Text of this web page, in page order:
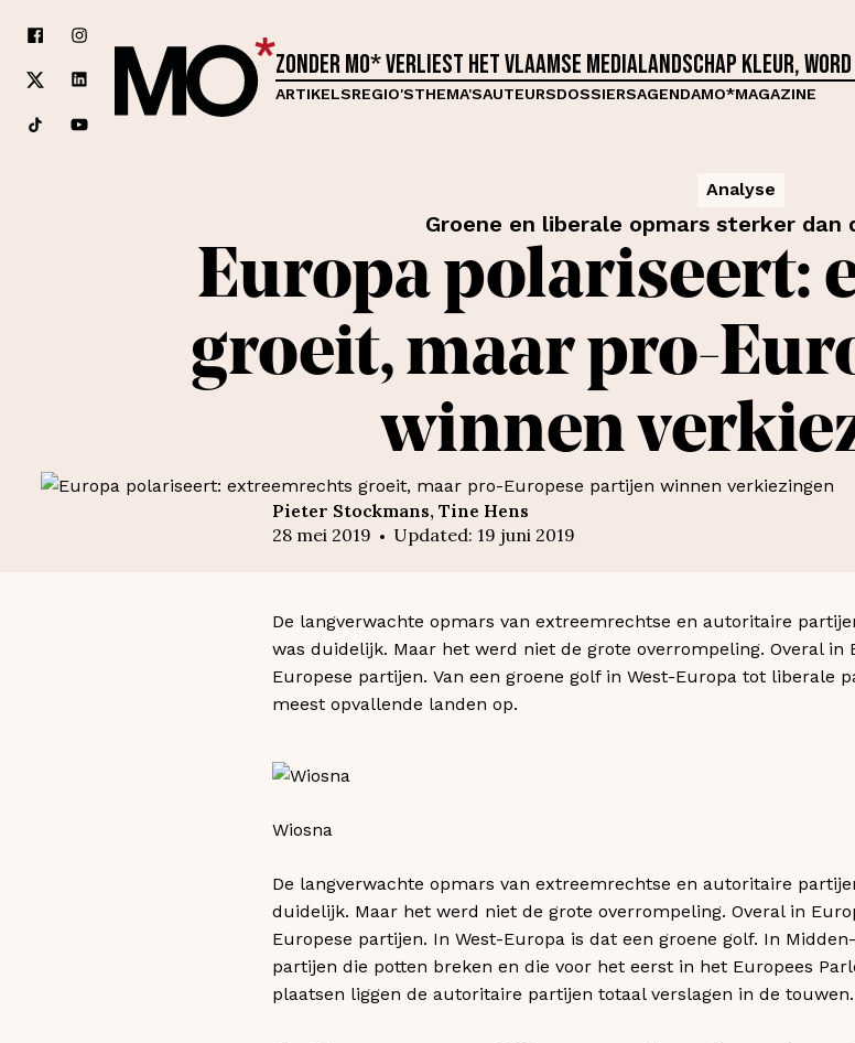
Zonder MO* verliest het Vlaamse medialandschap kleur,
ARTIKELSREGIO'STHEMA'SAUTEURSDOSSIERSAGENDAMO*MAGAZINE
Analyse
Groene en liberale opmars sterker
Europa polariseert:
groeit, maar pro-
winnen
Pieter Stockmans, Tine Hens
28 mei 2019
Updated: 19 juni 2019
De langverwachte opmars van extreemrechtse en autoritaire
was duidelijk. Maar het werd niet de grote overrompeling. Overal in
Europese partijen. Van een groene golf in West-Europa tot liberale
meest opvallende landen op.
Wiosna
De langverwachte opmars van extreemrechtse en autoritaire
duidelijk. Maar het werd niet de grote overrompeling. Overal in
Europese partijen. In West-Europa is dat een groene golf. In
partijen die potten breken en die voor het eerst in het Europees
plaatsen liggen de autoritaire partijen totaal verslagen in de touwen.